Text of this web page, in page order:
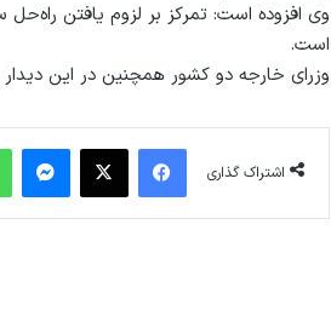
وی افزوده است: تمرکز بر لزوم یافتن راه‌حل
است.
وزرای خارجه دو کشور همچنین در این
اشتراک گذاری
فیس بوک X پیام